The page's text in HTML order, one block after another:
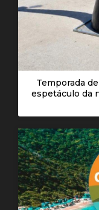
Temporada
espetáculo da